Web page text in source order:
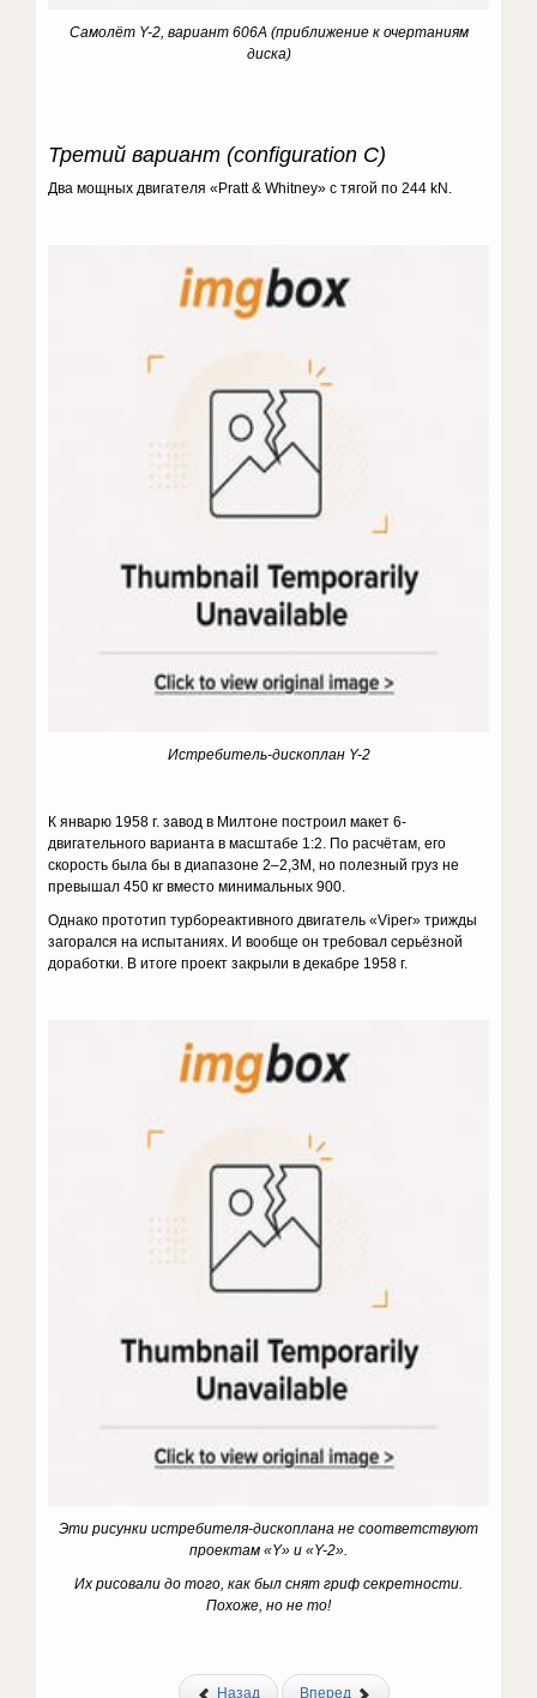
Самолёт Y-2, вариант 606А (приближение к очертаниям
диска)
Третий вариант (configuration С)
Два мощных двигателя «Pratt & Whitney» с тягой по 244 kN.
Истребитель-дископлан Y-2
К январю 1958 г. завод в Милтоне построил макет 6-
двигательного варианта в масштабе 1:2. По расчётам, его
скорость была бы в диапазоне 2–2,3М, но полезный груз не
превышал 450 кг вместо минимальных 900.
Однако прототип турбореактивного двигатель «Viper» трижды
загорался на испытаниях. И вообще он требовал серьёзной
доработки. В итоге проект закрыли в декабре 1958 г.
Эти рисунки истребителя-дископлана не соответствуют
проектам «Y» и «Y-2».
Их рисовали до того, как был снят гриф секретности.
Похоже, но не то!
Назад Вперед